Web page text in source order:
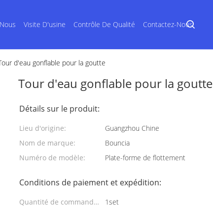
Visite D'usine Contrôle De Qualité Contactez-Nous
d'eau gonflable pour la goutte
Tour d'eau gonflable pour la goutte
Détails sur le produit:
Lieu d'origine:
Guangzhou Chine
Nom de marque:
Bouncia
Numéro de modèle:
Plate-forme de flottement
Conditions de paiement et expédition:
Quantité de commande
1set